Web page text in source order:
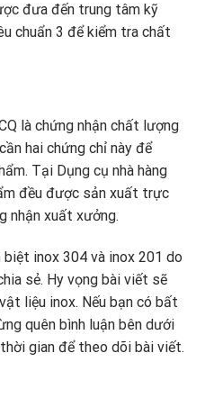
đưa đến trung tâm kỹ
chuẩn 3 để kiểm tra chất
là chứng nhận chất lượng
hai chứng chỉ này để
Tại Dụng cụ nhà hàng
đều được sản xuất trực
nhận xuất xưởng.
inox 304 và inox 201 do
sẻ. Hy vọng bài viết sẽ
liệu inox. Nếu bạn có bất
quên bình luận bên dưới
gian để theo dõi bài viết.